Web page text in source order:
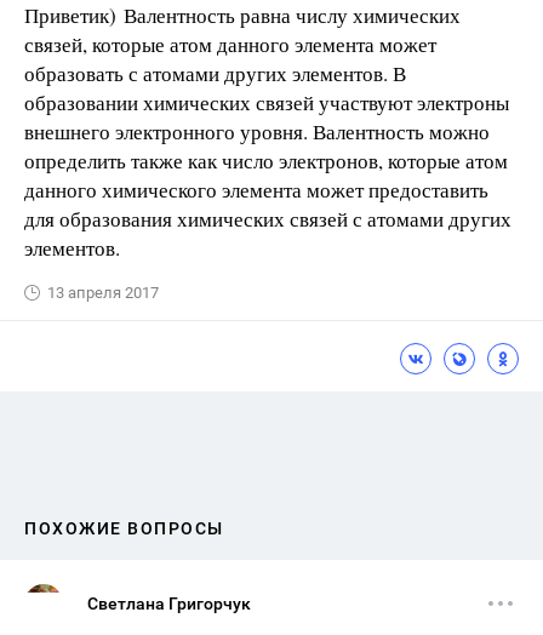
Приветик) Валентность равна числу химических
связей, которые атом данного элемента может
образовать с атомами других элементов. В
образовании химических связей участвуют электроны
внешнего электронного уровня. Валентность можно
определить также как число электронов, которые атом
данного химического элемента может предоставить
для образования химических связей с атомами других
элементов.
13 апреля 2017
ПОХОЖИЕ ВОПРОСЫ
Светлана Григорчук